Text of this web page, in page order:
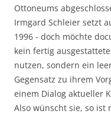
Ottoneums
Irmgard Schleier setzt
1996 - doch möchte
kein fertig
nutzen, sondern ein
Gegensatz zu ihrem
einem Dialog aktueller
Also wünscht sie, so